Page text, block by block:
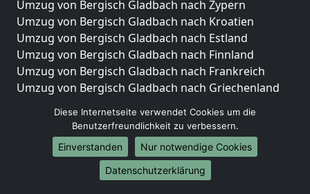
Umzug von Bergisch Gladbach nach Zypern
Umzug von Bergisch Gladbach nach Kroatien
Umzug von Bergisch Gladbach nach Estland
Umzug von Bergisch Gladbach nach Finnland
Umzug von Bergisch Gladbach nach Frankreich
Umzug von Bergisch Gladbach nach Griechenland
Umzug von Bergisch Gladbach nach Liechtenstein
Umzug von Bergisch Gladbach nach Luxemburg
Umzug von Bergisch Gladbach nach Niederlande
Umzug von Bergisch Gladbach nach Norwegen
Diese Internetseite verwendet Cookies um die
Benutzerfreundlichkeit zu verbessern.
Einverstanden
Nur notwendige Cookies
Datenschutzerklärung